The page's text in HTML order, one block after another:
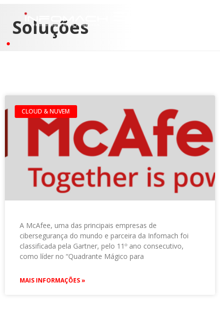
Soluções
CLOUD & NUVEM
A McAfee, uma das principais empresas de
cibersegurança do mundo e parceira da Infomach foi
classificada pela Gartner, pelo 11º ano consecutivo,
como líder no “Quadrante Mágico para
MAIS INFORMAÇÕES »